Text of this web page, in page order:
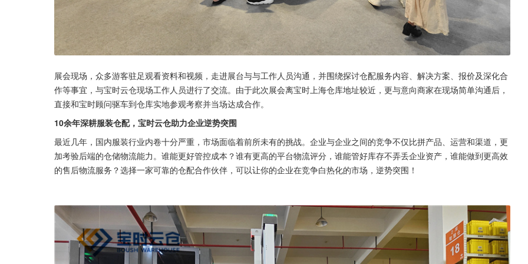
展会现场，众多游客驻足观看资料和视频，走进展台与与工作人员沟通，并围绕探讨仓配服务内容、解决方案、报价及深化合
作等事宜，与宝时云仓现场工作人员进行了交流。由于此次展会离宝时上海仓库地址较近，更与意向商家在现场简单沟通后，
直接和宝时顾问驱车到仓库实地参观考察并当场达成合作。
10余年深耕服装仓配，宝时云仓助力企业逆势突围
最近几年，国内服装行业内卷十分严重，市场面临着前所未有的挑战。企业与企业之间的竞争不仅比拼产品、运营和渠道，更
加考验后端的仓储物流能力。谁能更好管控成本？谁有更高的平台物流评分，谁能管好库存不弄丢企业资产，谁能做到更高效
的售后物流服务？选择一家可靠的仓配合作伙伴，可以让你的企业在竞争白热化的市场，逆势突围！